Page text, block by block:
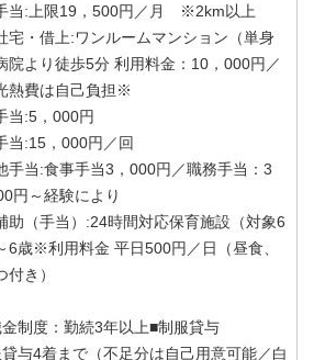
当:上限19，500円／月 ※2km以上
宅・借上:ワンルームマンション（単身
院より徒歩5分 利用料金：10，000円／
熱費は自己負担※
当:5，000円
当:15，000円／回
手当:食事手当3，000円／職務手当：3
円～経験により
助（手当）:24時間対応保育施設（対象6
6歳※利用料金 平日500円／日（昼食、
付き）
制度：勤続3年以上■制服貸与
与4着まで（不足分は自己用意可能／白